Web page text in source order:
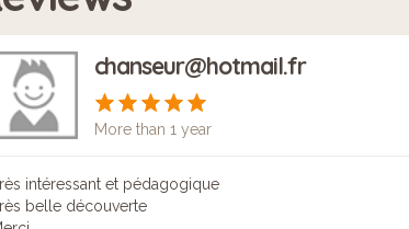
chanseur@hotmail.fr
More than 1 year
intéressant et pédagogique
belle découverte